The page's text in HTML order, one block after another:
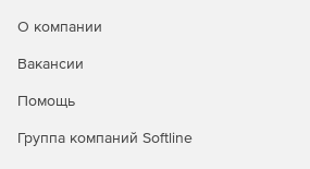
О компании
Вакансии
Помощь
Группа компаний Softline